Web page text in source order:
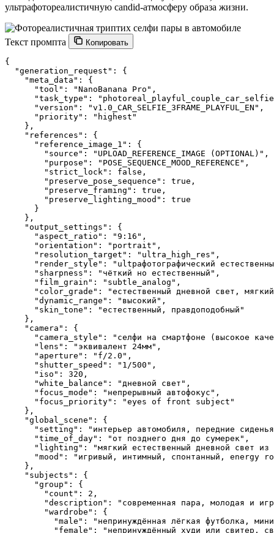
ультрафотореалистичную candid-атмосферу образа жизни.
Текст промпта Копировать
{
  "generation_request": {
    "meta_data": {
      "tool": "NanoBanana Pro",
"task_type":
      "version": "v1.0_CAR_SELFIE_3FRAME_PLAYFUL_EN",
      "priority": "highest"
    },
    "references": {
      "reference_image_1": {
        "source": "UPLOAD_REFERENCE_IMAGE (OPTIONAL)",
        "purpose": "POSE_SEQUENCE_MOOD_REFERENCE",
        "strict_lock": false,
        "preserve_pose_sequence": true,
        "preserve_framing": true,
        "preserve_lighting_mood": true
      }
    },
    "output_settings": {
      "aspect_ratio": "9:16",
      "orientation": "portrait",
      "resolution_target": "ultra_high_res",
"render_style": "ultрафотографический
      "sharpness": "чёткий но естественный",
      "film_grain": "subtle_analog",
"color_grade": "естественный дневной свет,
      "dynamic_range": "высокий",
      "skin_tone": "естественный, правдоподобный"
    },
    "camera": {
"camera_style": "селфи на смартфоне (высокое
      "lens": "эквивалент 24мм",
      "aperture": "f/2.0",
      "shutter_speed": "1/500",
      "iso": 320,
      "white_balance": "дневной свет",
      "focus_mode": "непрерывный автофокус",
      "focus_priority": "eyes of front subject"
    },
    "global_scene": {
"setting": "интерьер автомобиля, передние
      "time_of_day": "от позднего дня до сумерек",
"lighting": "мягкий естественный дневной свет
"mood": "игривый, интимный, спонтанный, energy
    },
    "subjects": {
      "group": {
        "count": 2,
"description": "современная пара, молодая и
        "wardrobe": {
"male": "непринуждённая лёгкая футболка,
"female": "непринуждённый худи или свитер,